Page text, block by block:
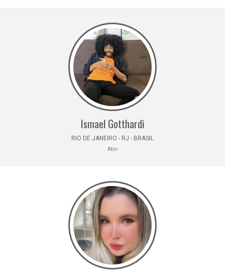
Ismael Gotthardi
RIO DE JANEIRO - RJ - BRASIL
Ator